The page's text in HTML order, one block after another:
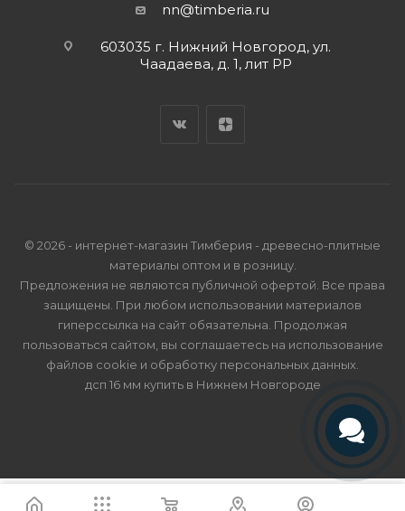
nn@timberia.ru
603035 г. Нижний Новгород, ул.
Чаадаева, д. 1, лит РР
© 2026 - интернет-магазин Тимберия - древесно-плитные
материалы оптом и в розницу.
Предложения не являются публичной офертой. Все права
защищены. При любом использовании материалов
гиперссылка на сайт обязательна. Продолжая
пользоваться сайтом, вы соглашаетесь на использование
файлов cookie и обработку персональных данных
дсп 16 мм купить в Нижнем Новгороде
Telegram